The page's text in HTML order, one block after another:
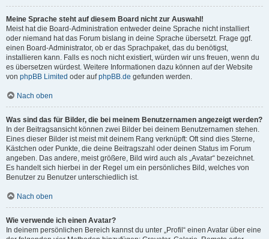
Meine Sprache steht auf diesem Board nicht zur Auswahl!
Meist hat die Board-Administration entweder deine Sprache nicht installiert
oder niemand hat das Forum bislang in deine Sprache übersetzt. Frage ggf.
einen Board-Administrator, ob er das Sprachpaket, das du benötigst,
installieren kann. Falls es noch nicht existiert, würden wir uns freuen, wenn du
es übersetzen würdest. Weitere Informationen dazu können auf der Website
von phpBB Limited oder aufphpBB.de gefunden werden.
Nach oben
Was sind das für Bilder, die bei meinem Benutzernamen angezeigt werden?
In der Beitragsansicht können zwei Bilder bei deinem Benutzernamen stehen.
Eines dieser Bilder ist meist mit deinem Rang verknüpft: Oft sind dies Sterne,
Kästchen oder Punkte, die deine Beitragszahl oder deinen Status im Forum
angeben. Das andere, meist größere, Bild wird auch als „Avatar“ bezeichnet.
Es handelt sich hierbei in der Regel um ein persönliches Bild, welches von
Benutzer zu Benutzer unterschiedlich ist.
Nach oben
Wie verwende ich einen Avatar?
In deinem persönlichen Bereich kannst du unter „Profil“ einen Avatar über eine